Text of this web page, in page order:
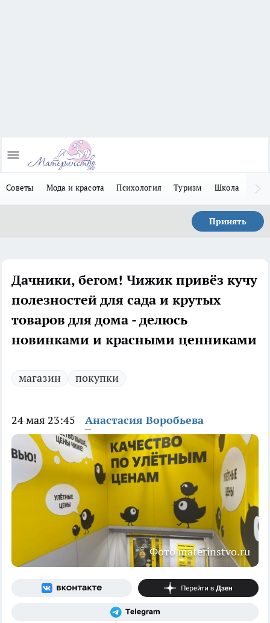
Советы Мода и красота Психология Туризм Школа
Принять
Дачники, бегом! Чижик привёз кучу
полезностей для сада и крутых
товаров для дома - делюсь
новинками и красными ценниками
магазин покупки
24 мая 23:45 Анастасия Воробьева
Фото materinstvo.ru